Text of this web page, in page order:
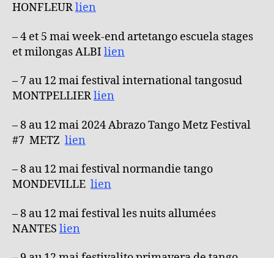
HONFLEURlien
– 4 et 5 mai week-end artetango escuela stages
et milongas ALBI lien
– 7 au 12 mai festival international tangosud
MONTPELLIERlien
– 8 au 12 mai 2024 Abrazo Tango Metz Festival
#7 METZ lien
– 8 au 12 mai festival normandie tango
MONDEVILLE lien
– 8 au 12 mai festival les nuits allumées
NANTES lien